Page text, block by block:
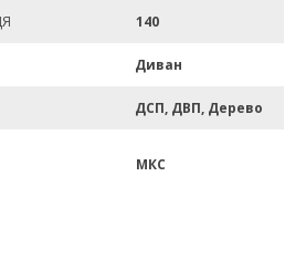
140
Диван
ДСП, ДВП, Дерево
МКС